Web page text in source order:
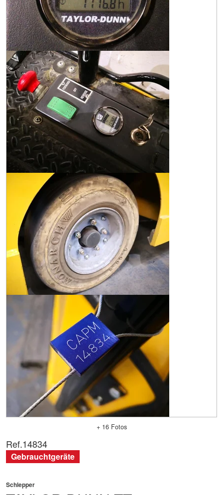
+ 16 Fotos
Schlepper
Ref.14834
Gebrauchtgeräte